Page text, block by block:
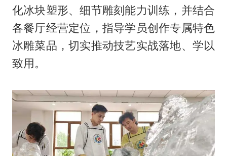
化冰块塑形、细节雕刻能力训练，并结合
各餐厅经营定位，指导学员创作专属特色
冰雕菜品，切实推动技艺实战落地、学以
致用。